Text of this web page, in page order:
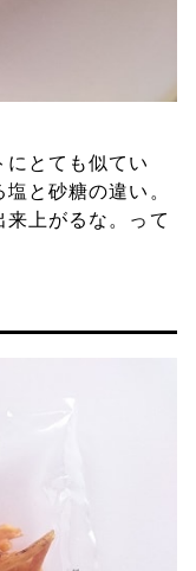
とても似てい
と砂糖の違い。
来上がるな。って